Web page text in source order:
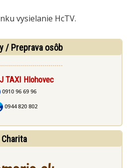
vysielanie HcTV.
/ Preprava osôb
TAXI Hlohovec
0910 96 69 96
0944 820 802
Charita